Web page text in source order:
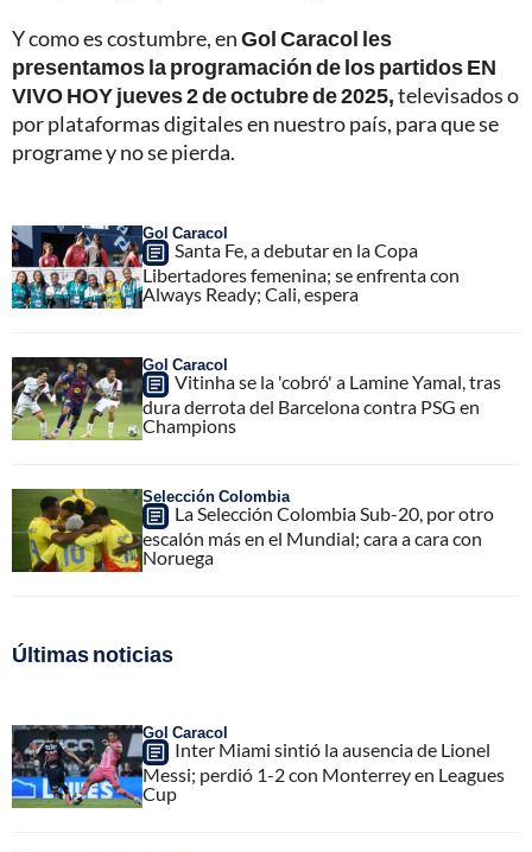
Y como es costumbre, enGol Caracol les
presentamos la programación de los partidos EN
VIVO HOY jueves 2 de octubre de 2025,televisados o
por plataformas digitales en nuestro país, para que se
programe y no se pierda.
Gol Caracol
Santa Fe, a debutar en la Copa
Libertadores femenina; se enfrenta con
Always Ready; Cali, espera
Gol Caracol
Vitinha se la 'cobró' a Lamine Yamal, tras
dura derrota del Barcelona contra PSG en
Champions
Selección Colombia
La Selección Colombia Sub-20, por otro
escalón más en el Mundial; cara a cara con
Noruega
Últimas noticias
Gol Caracol
Inter Miami sintió la ausencia de Lionel
Messi; perdió 1-2 con Monterrey en Leagues
Cup